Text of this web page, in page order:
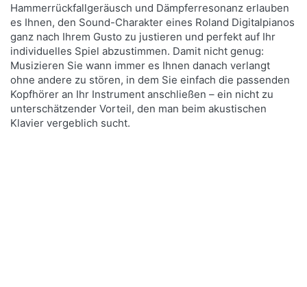
Hammerrückfallgeräusch und Dämpferresonanz erlauben
es Ihnen, den Sound-Charakter eines Roland Digitalpianos
ganz nach Ihrem Gusto zu justieren und perfekt auf Ihr
individuelles Spiel abzustimmen. Damit nicht genug:
Musizieren Sie wann immer es Ihnen danach verlangt
ohne andere zu stören, in dem Sie einfach die passenden
Kopfhörer an Ihr Instrument anschließen – ein nicht zu
unterschätzender Vorteil, den man beim akustischen
Klavier vergeblich sucht.